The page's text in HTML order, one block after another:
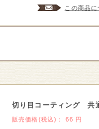
この商品
切り目コーティング 共
販売価格(税込)： 66 円